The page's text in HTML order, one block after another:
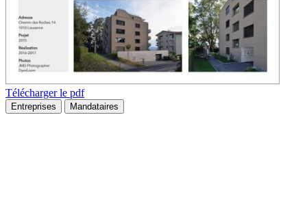
Télécharger le pdf
Entreprises Mandataires